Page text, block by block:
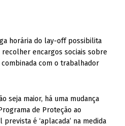
horária do lay-off possibilita
encargos sociais sobre
com o trabalhador
seja maior, há uma mudança
de Proteção ao
é ‘aplacada’ na medida